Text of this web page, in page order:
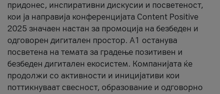
придонес, инспиративни дискусии и посветеност,
кои ја направија конференцијата Content Positive
2025 значаен настан за промоција на безбеден и
одговорен дигитален простор. А1 останува
посветена на темата за градење позитивен и
безбеден дигитален екосистем. Компанијата ќе
продолжи со активности и иницијативи кои
поттикнуваат свесност, образование и одговорно